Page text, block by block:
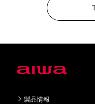
製品情報